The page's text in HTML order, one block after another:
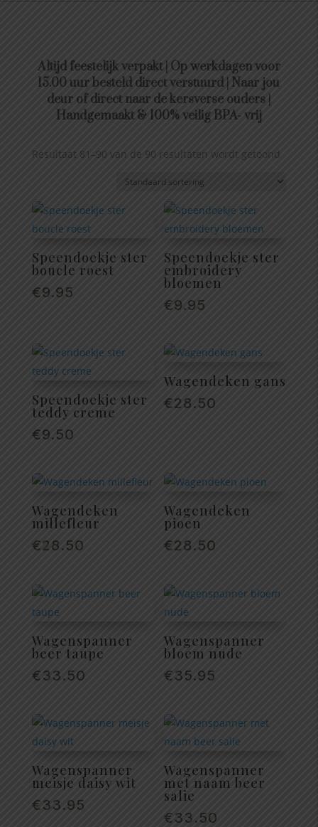
Altijd feestelijk verpakt | Op werkdagen voor
15.00 uur besteld direct verstuurd | Naar jou
deur of direct naar de kersverse ouders |
Handgemaakt & 100% veilig BPA- vrij
Resultaat 81–90 van de 90 resultaten wordt getoond
Speendoekje ster
boucle roest
€9.95
Speendoekje ster
embroidery
bloemen
€9.95
Speendoekje ster
teddy creme
€9.50
Wagendeken gans
€28.50
Wagendeken
millefleur
€ 28.50
Wagendeken
pioen
€28.50
Wagenspanner
beer taupe
€33.50
Wagenspanner
bloem nude
€35.95
Wagenspanner
meisje daisy wit
€33.95
Wagenspanner
met naam beer
salie
€33.50